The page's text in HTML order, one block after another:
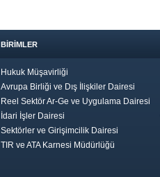
BİRİMLER
Hukuk Müşavirliği
Avrupa Birliği ve Dış İlişkiler Dairesi
Reel Sektör Ar-Ge ve Uygulama Dairesi
İdari İşler Dairesi
Sektörler ve Girişimcilik Dairesi
TIR ve ATA Karnesi Müdürlüğü